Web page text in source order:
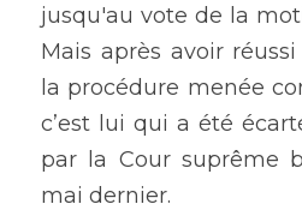
jusqu'au vote de la
Mais après avoir
la procédure menée
c’est lui qui a été
par la Cour suprême
mai dernier.